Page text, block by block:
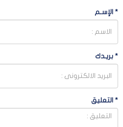
* الإسـم
* بريـدك
* التعليق